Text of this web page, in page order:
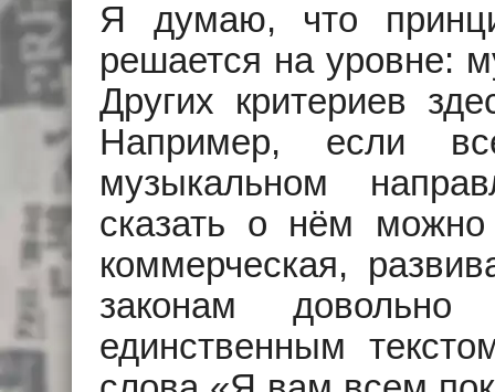
Я думаю, что
решается на уровне:
Других критериев
Например, если
музыкальном
сказать о нём
коммерческая,
законам
единственным